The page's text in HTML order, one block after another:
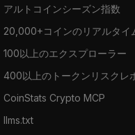
アルトコインシーズン指数
20,000+コインのリアルタイ
100以上のエクスプローラー
400以上のトークンリスクレ
CoinStats Crypto MCP
llms.txt